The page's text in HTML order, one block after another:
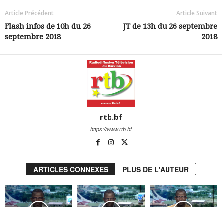
Article Précédent
Flash infos de 10h du 26
septembre 2018
Article Suivant
JT de 13h du 26 septembre
2018
rtb.bf
https://www.rtb.bf
ARTICLES CONNEXES PLUS DE L'AUTEUR